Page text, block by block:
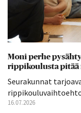
Moni perhe
rippikoulusta pitää
Seurakunnat
16.07.2026